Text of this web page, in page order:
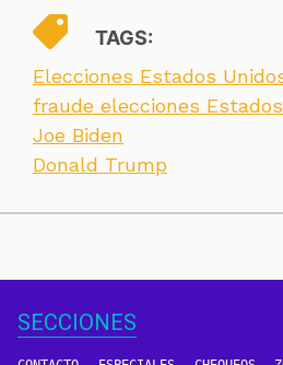
TAGS:
Elecciones Estados
fraude elecciones
Joe Biden
Donald Trump
SECCIONES